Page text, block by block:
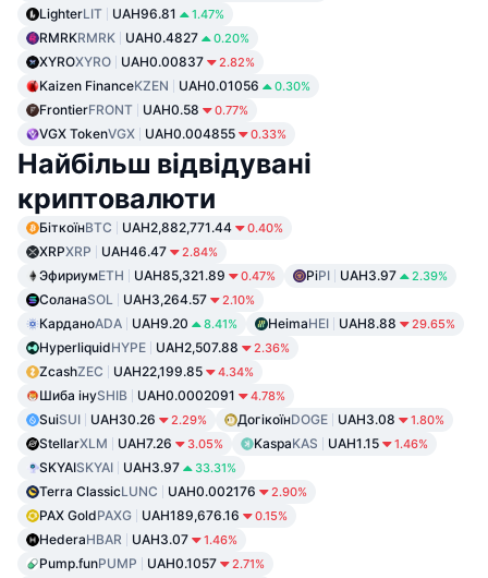
LighterLIT UAH96.81 1.47%
RMRKRMRK UAH0.4827 0.20%
XYROXYRO UAH0.00837 2.82%
Kaizen FinanceKZEN UAH0.01056 0.30%
FrontierFRONT UAH0.58 0.77%
VGX TokenVGX UAH0.004855 0.33%
Найбільш відвідувані
криптовалюти
БіткоїнBTC UAH2,882,771.44 0.40%
XRPXRP UAH46.47 2.84%
ЭфириумETH UAH85,321.89 0.47% PiPI UAH3.97 2.39%
СоланаSOL UAH3,264.57 2.10%
КарданоADA UAH9.20 8.41% HeimaHEI UAH8.88 29.65%
HyperliquidHYPE UAH2,507.88 2.36%
ZcashZEC UAH22,199.85 4.34%
Шиба інуSHIB UAH0.0002091 4.78%
SuiSUI UAH30.26 2.29% ДогікоїнDOGE UAH3.08 1.80%
StellarXLM UAH7.26 3.05% KaspaKAS UAH1.15 1.46%
SKYAISKYAI UAH3.97 33.31%
Terra ClassicLUNC UAH0.002176 2.90%
PAX GoldPAXG UAH189,676.16 0.15%
HederaHBAR UAH3.07 1.46%
Pump.funPUMP UAH0.1057 2.71%